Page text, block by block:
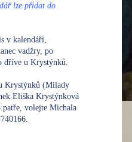
lze přidat do
v kalendáři,
vadžry, po
dříve u Krystýnků.
Krystýnků (Milady
Eliška Krystýnková
volejte Michala